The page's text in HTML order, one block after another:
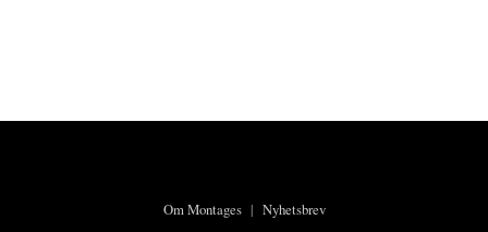
Om Montages| Nyhetsbrev